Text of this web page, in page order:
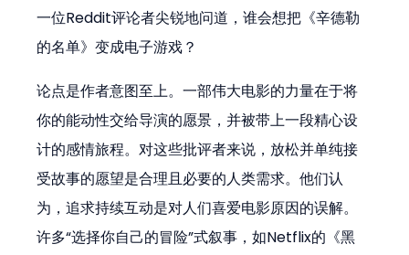
一位Reddit评论者尖锐地问道，谁会想把《辛德勒
的名单》变成电子游戏？
论点是作者意图至上。一部伟大电影的力量在于将
你的能动性交给导演的愿景，并被带上一段精心设
计的感情旅程。对这些批评者来说，放松并单纯接
受故事的愿望是合理且必要的人类需求。他们认
为，追求持续互动是对人们喜爱电影原因的误解。
许多“选择你自己的冒险”式叙事，如Netflix的《黑